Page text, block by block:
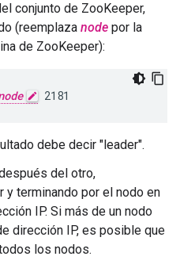
conjunto de ZooKeeper,
(reemplaza node por la
de ZooKeeper):
2181
debe decir "leader".
del otro,
y terminando por el nodo en
IP. Si más de un nodo
dirección IP, es posible que
los nodos.